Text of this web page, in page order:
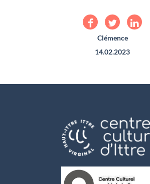
Clémence
14.02.2023